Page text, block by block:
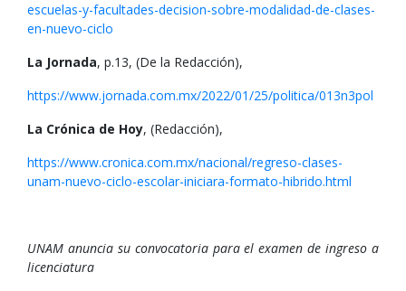
escuelas-y-facultades-decision-sobre-modalidad-de-clases-
en-nuevo-ciclo
La Jornada, p.13, (De la Redacción),
https://www.jornada.com.mx/2022/01/25/politica/013n3pol
La Crónica de Hoy, (Redacción),
https://www.cronica.com.mx/nacional/regreso-clases-
unam-nuevo-ciclo-escolar-iniciara-formato-hibrido.html
UNAM anuncia su convocatoria para el examen de ingreso a
licenciatura